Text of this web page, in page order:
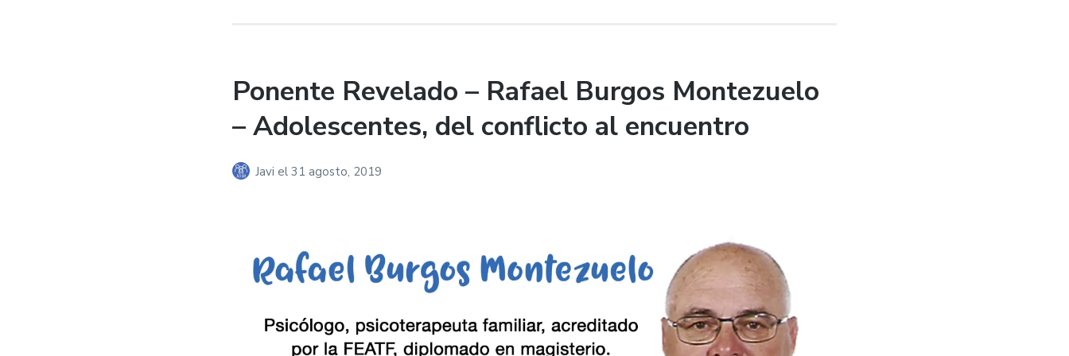
Ponente Revelado – Rafael Burgos Montezuelo
– Adolescentes, del conflicto al encuentro
Javiel 31 agosto, 2019